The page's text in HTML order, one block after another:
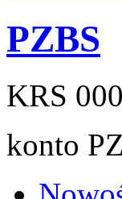
PZBS
KRS
konto